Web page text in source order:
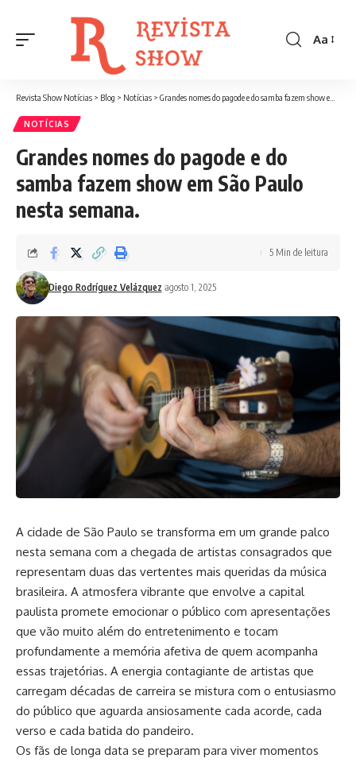
Font
Aa
Revista Show Notícias > Blog > Notícias > Grandes nomes do pagode e do samba fazem show em São Paulo nesta semana.
NOTÍCIAS
Grandes nomes do pagode e do
samba fazem show em São Paulo
nesta semana.
Diego Rodríguez Velázquez agosto 1, 2025
5 Min de leitura
A cidade de São Paulo se transforma em um grande palco
nesta semana com a chegada de artistas consagrados que
representam duas das vertentes mais queridas da música
brasileira. A atmosfera vibrante que envolve a capital
paulista promete emocionar o público com apresentações
que vão muito além do entretenimento e tocam
profundamente a memória afetiva de quem acompanha
essas trajetórias. A energia contagiante de artistas que
carregam décadas de carreira se mistura com o entusiasmo
do público que aguarda ansiosamente cada acorde, cada
verso e cada batida do pandeiro.
Os fãs de longa data se preparam para viver momentos